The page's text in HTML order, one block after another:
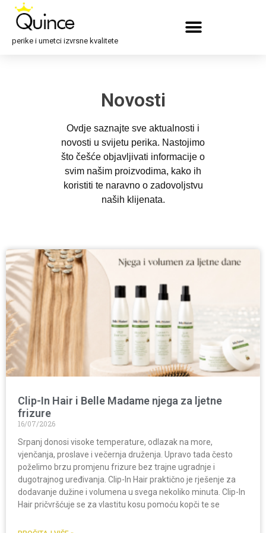
perike i umetci izvrsne kvalitete
Novosti
Ovdje saznajte sve aktualnosti i
novosti u svijetu perika. Nastojimo
što češće objavljivati informacije o
svim našim proizvodima, kako ih
koristiti te naravno o zadovoljstvu
naših klijenata.
Clip-In Hair i Belle Madame njega za ljetne
frizure
16/07/2026
Srpanj donosi visoke temperature, odlazak na more,
vjenčanja, proslave i večernja druženja. Upravo tada često
poželimo brzu promjenu frizure bez trajne ugradnje i
dugotrajnog uređivanja. Clip-In Hair praktično je rješenje za
dodavanje dužine i volumena u svega nekoliko minuta. Clip-In
Hair pričvršćuje se za vlastitu kosu pomoću kopči te se